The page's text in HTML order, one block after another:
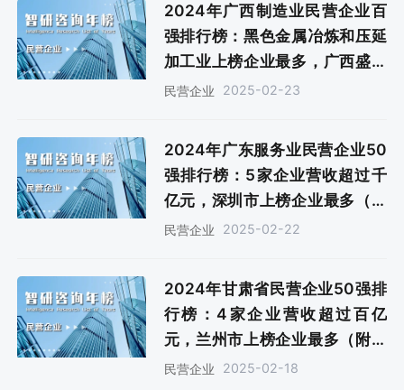
2024年广西制造业民营企业百
强排行榜：黑色金属冶炼和压延
加工业上榜企业最多，广西盛隆
冶金有限公司营收蝉联榜首（附
民营企业 2025-02-23
2024年广东服务业民营企业50
强排行榜：5家企业营收超过千
亿元，深圳市上榜企业最多（附
年榜TOP50详单）
民营企业 2025-02-22
2024年甘肃省民营企业50强排
行榜：4家企业营收超过百亿
元，兰州市上榜企业最多（附年
榜TOP50详单）
民营企业 2025-02-18